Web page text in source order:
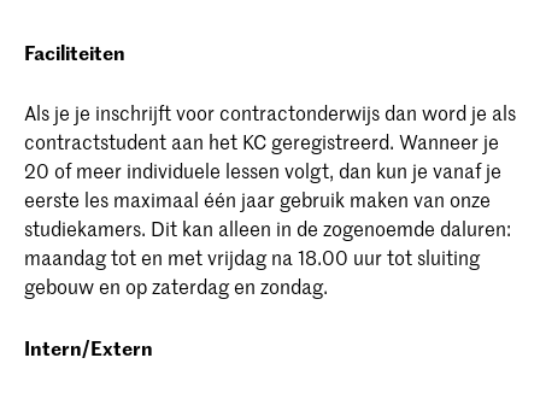
Faciliteiten
Als je je inschrijft voor contractonderwijs dan word je als
contractstudent aan het KC geregistreerd. Wanneer je
20 of meer individuele lessen volgt, dan kun je vanaf je
eerste les maximaal één jaar gebruik maken van onze
studiekamers. Dit kan alleen in de zogenoemde daluren:
maandag tot en met vrijdag na 18.00 uur tot sluiting
gebouw en op zaterdag en zondag.
Intern/Extern